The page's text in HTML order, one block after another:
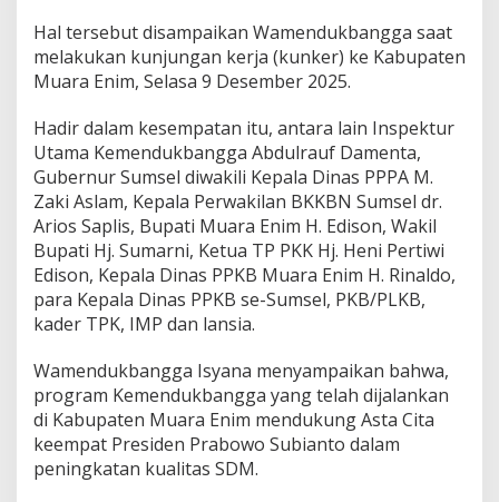
n
i
m
T
n
g
k
a
t
k
a
n
K
u
a
i
t
a
S
D
Hal tersebut disampaikan Wamendukbangga saat
melakukan kunjungan kerja (kunker) ke Kabupaten
Muara Enim, Selasa 9 Desember 2025.
Hadir dalam kesempatan itu, antara lain Inspektur
Utama Kemendukbangga Abdulrauf Damenta,
Gubernur Sumsel diwakili Kepala Dinas PPPA M.
Zaki Aslam, Kepala Perwakilan BKKBN Sumsel dr.
Arios Saplis, Bupati Muara Enim H. Edison, Wakil
Bupati Hj. Sumarni, Ketua TP PKK Hj. Heni Pertiwi
Edison, Kepala Dinas PPKB Muara Enim H. Rinaldo,
para Kepala Dinas PPKB se-Sumsel, PKB/PLKB,
kader TPK, IMP dan lansia.
Wamendukbangga Isyana menyampaikan bahwa,
program Kemendukbangga yang telah dijalankan
di Kabupaten Muara Enim mendukung Asta Cita
keempat Presiden Prabowo Subianto dalam
peningkatan kualitas SDM.